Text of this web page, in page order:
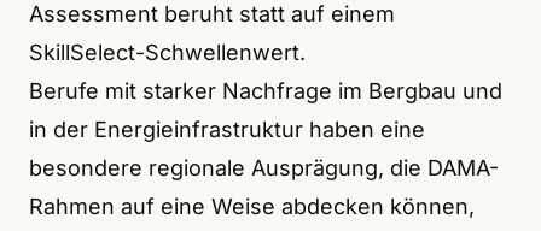
Assessment beruht statt auf einem
SkillSelect-Schwellenwert.
Berufe mit starker Nachfrage im Bergbau und
in der Energieinfrastruktur haben eine
besondere regionale Ausprägung, die DAMA-
Rahmen auf eine Weise abdecken können,